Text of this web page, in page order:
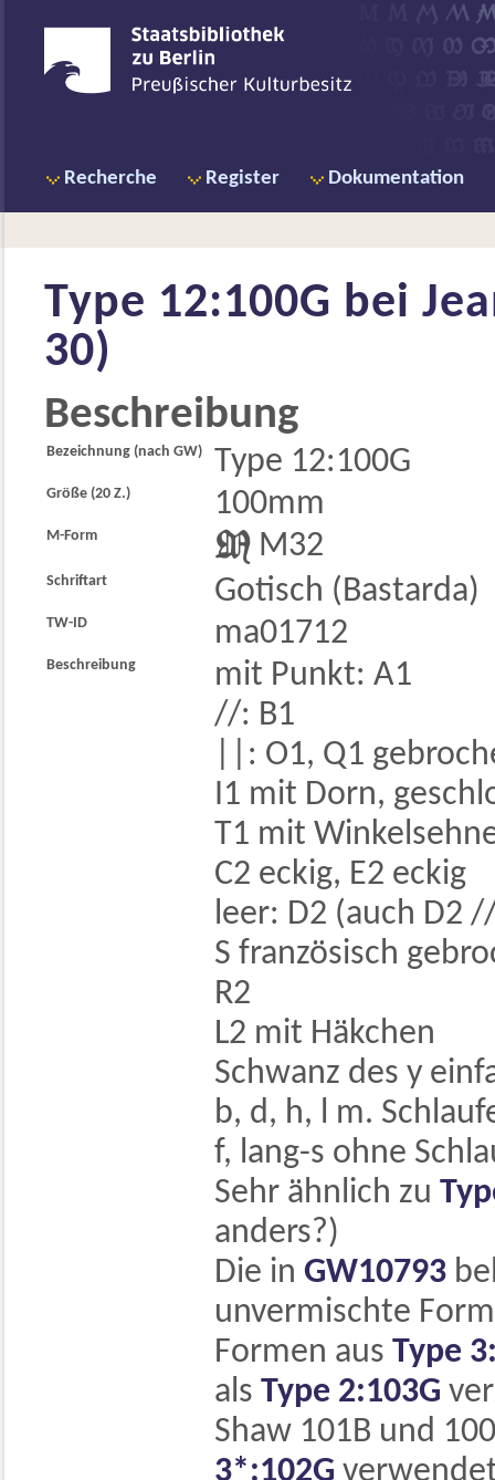
Recherche Register Dokumentation
Type 12:100G bei
30)
Beschreibung
Bezeichnung (nach GW) Type 12:100G
Größe (20 Z.) 100mm
M-Form  M32
Schriftart Gotisch (Bastarda)
TW-ID ma01712
Beschreibung
mit Punkt: A1
//: B1
||: O1, Q1
I1 mit Dorn,
T1 mit
C2 eckig, E2 eckig
leer: D2 (auch D2
S französisch
R2
L2 mit Häkchen
Schwanz des y
b, d, h, l m.
f, lang-s ohne
Sehr ähnlich zu
anders?)
Die in GW10793
unvermischte
Formen aus Type
als Type 2:103G
Shaw 101B und
3*:102G